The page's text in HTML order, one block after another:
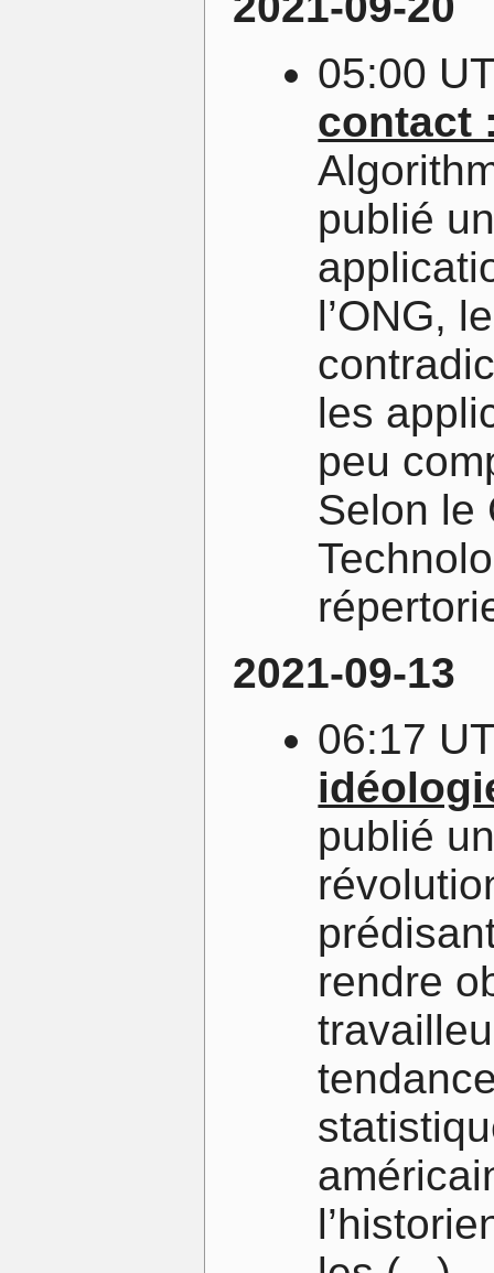
05:00
contact
publié
l’ONG,
les
peu
Selon le
2021-09-13
06:17
publié
rendre